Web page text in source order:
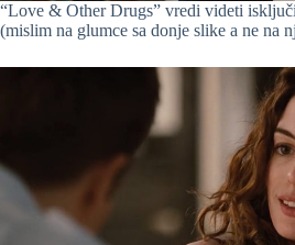
“Love & Other Drugs” vredi videti
(mislim na glumce sa donje slike a ne na